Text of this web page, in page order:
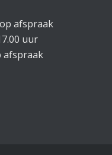
afspraak
uur
afspraak